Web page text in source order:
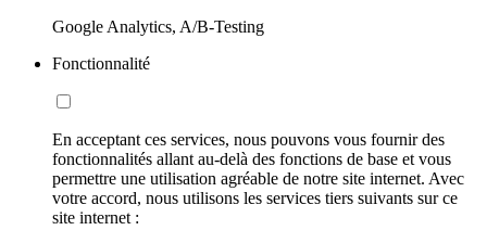
Google Analytics, A/B-Testing
Fonctionnalité
En acceptant ces services, nous pouvons vous fournir des
fonctionnalités allant au-delà des fonctions de base et vous
permettre une utilisation agréable de notre site internet. Avec
votre accord, nous utilisons les services tiers suivants sur ce
site internet :